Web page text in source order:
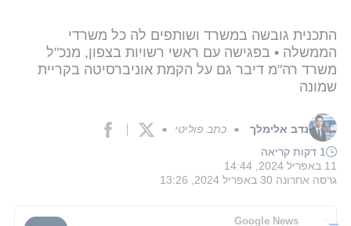
התכנית גובשה במשרד ושותפים לה כל משרדי
הממשלה • בפגישה עם ראשי רשויות בצפון, מנכ"ל
משרד רה"מ דיבר גם על הקמת אוניברסיטה בקריית
שמונה
נדב אלימלך ■ כתב פוליטי ■
1 דקות קריאה
11 באפריל 2024, 14:44
גרסה אחרונה 30 באפריל 2024, 13:26
Google News